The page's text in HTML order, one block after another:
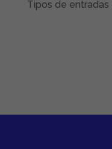
Tipos de